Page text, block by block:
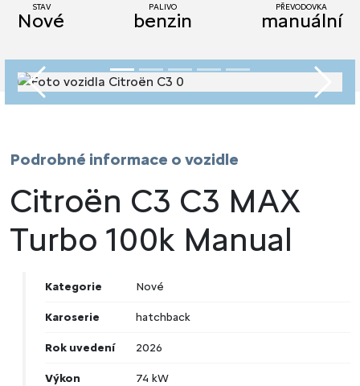
Předchozí
STAV
Nové
PALIVO
benzin
PŘEVODOVKA
manuální
Podrobné informace o vozidle
Citroën C3 C3 MAX
Turbo 100k Manual
Kategorie Nové
Karoserie hatchback
Rok uvedení 2026
Výkon 74 kW